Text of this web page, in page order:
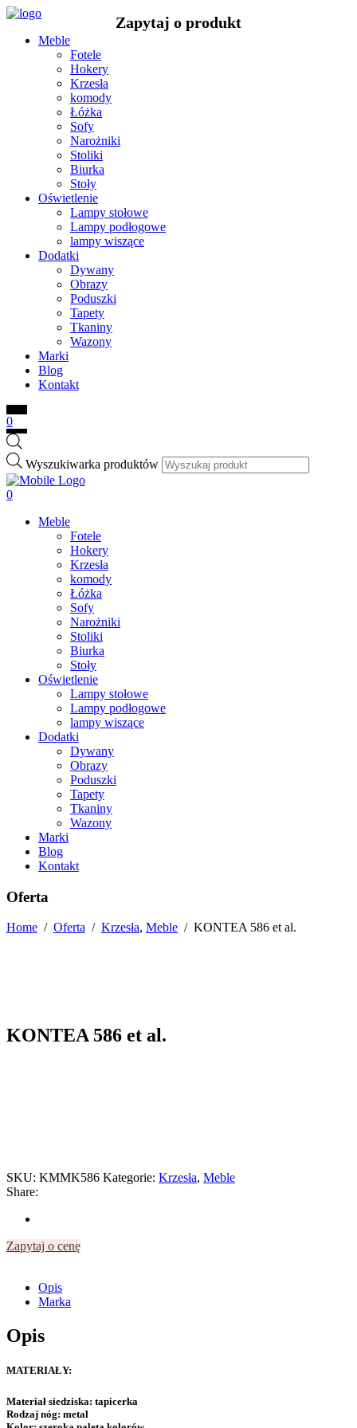
Meble
Fotele
Hokery
Krzesła
komody
Łóżka
Sofy
Narożniki
Stoliki
Biurka
Stoły
Oświetlenie
Lampy stołowe
Lampy podłogowe
lampy wiszące
Dodatki
Dywany
Obrazy
Poduszki
Tapety
Tkaniny
Wazony
Marki
Blog
Kontakt
0
Wyszukiwarka produktów
0
Meble
Fotele
Hokery
Krzesła
komody
Łóżka
Sofy
Narożniki
Stoliki
Biurka
Stoły
Oświetlenie
Lampy stołowe
Lampy podłogowe
lampy wiszące
Dodatki
Dywany
Obrazy
Poduszki
Tapety
Tkaniny
Wazony
Marki
Blog
Kontakt
Oferta
Home / Oferta / Krzesła, Meble / KONTEA 586 et al.
KONTEA 586 et al.
SKU: KMMK586 Kategorie: Krzesła, Meble
Share:
Zapytaj o cenę
Opis
Marka
Opis
MATERIAŁY:
Materiał siedziska: tapicerka
Rodzaj nóg: metal